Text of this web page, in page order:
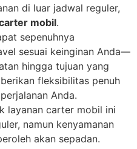
di luar jadwal reguler,
mobil.
sepenuhnya
sesuai keinginan Anda—
hingga tujuan yang
fleksibilitas penuh
Anda.
layanan carter mobil ini
namun kenyamanan
akan sepadan.